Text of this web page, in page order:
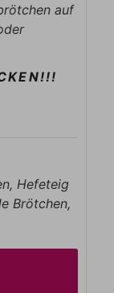
auf
Hefeteig
Brötchen,